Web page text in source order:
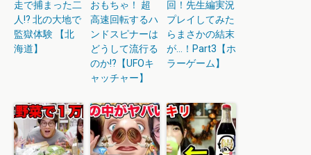
走で捕まった二
人!? 北の大地で
監獄体験 【北
海道】
おもちゃ！ 超
高速回転するハ
ンドスピナーは
どうして流行る
のか!?【UFOキ
ャッチャー】
回！先生編実況
プレイしてみた
らまさかの結末
が…！Part3【ホ
ラーゲーム】